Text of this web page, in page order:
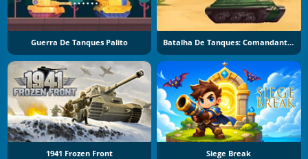
Guerra De Tanques Palito Batalha De Tanques: Comandante De Guerra
1941 Frozen Front Siege Break